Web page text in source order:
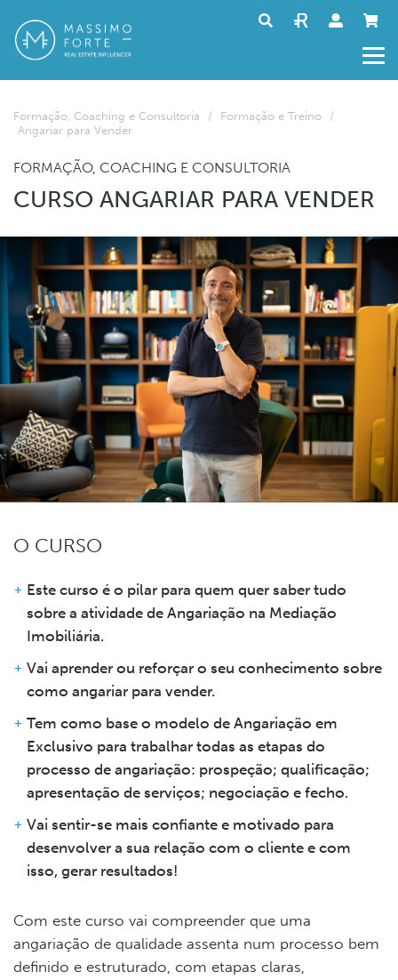
Formação, Coaching e Consultoria / Formação e Treino
/
Angariar para Vender
FORMAÇÃO, COACHING E CONSULTORIA
CURSO ANGARIAR PARA VENDER
O CURSO
Este curso é o pilar para quem quer saber tudo
sobre a atividade de Angariação na Mediação
Imobiliária.
Vai aprender ou reforçar o seu conhecimento sobre
como angariar para vender.
Tem como base o modelo de Angariação em
Exclusivo para trabalhar todas as etapas do
processo de angariação: prospeção; qualificação;
apresentação de serviços; negociação e fecho.
Vai sentir-se mais confiante e motivado para
desenvolver a sua relação com o cliente e com
isso, gerar resultados!
Com este curso vai compreender que uma
angariação de qualidade assenta num processo bem
definido e estruturado, com etapas claras,